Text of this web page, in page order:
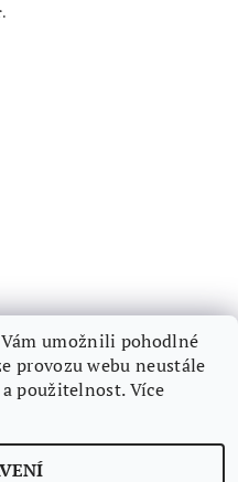
.
umožnili pohodlné
provozu webu neustále
použitelnost. Více